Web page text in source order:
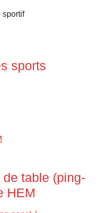
sportif
sports
table (ping-
HEM